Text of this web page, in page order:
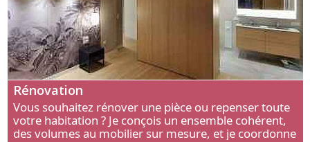
Rénovation
Vous souhaitez rénover une pièce ou repenser toute
votre habitation ? Je conçois un ensemble cohérent,
des volumes au mobilier sur mesure, et je coordonne